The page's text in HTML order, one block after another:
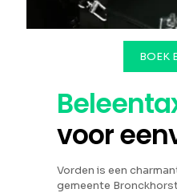
BOEK
voor
Vorden is een
gemeente